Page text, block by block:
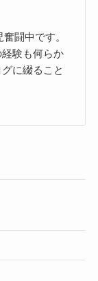
闘中です。
験も何らか
に綴ること